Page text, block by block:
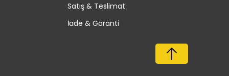
Satış & Teslimat
İade & Garanti